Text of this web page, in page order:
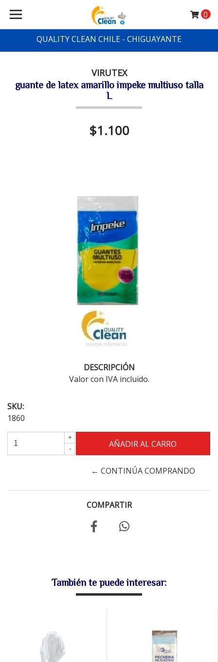
QUALITY CLEAN CHILE - CHIGUAYANTE
0
VIRUTEX
guante de latex amarillo impeke multiuso talla
L
$1.100
DESCRIPCIÓN
Valor con IVA incluido.
SKU:
1860
+
-
← CONTINÚA COMPRANDO
COMPARTIR
También te puede interesar: